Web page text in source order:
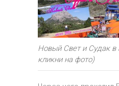
Новый Свет и Судак в
кликни на фото)